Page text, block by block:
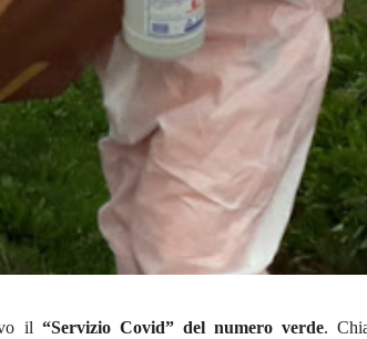
il “Servizio Covid” del numero verde.